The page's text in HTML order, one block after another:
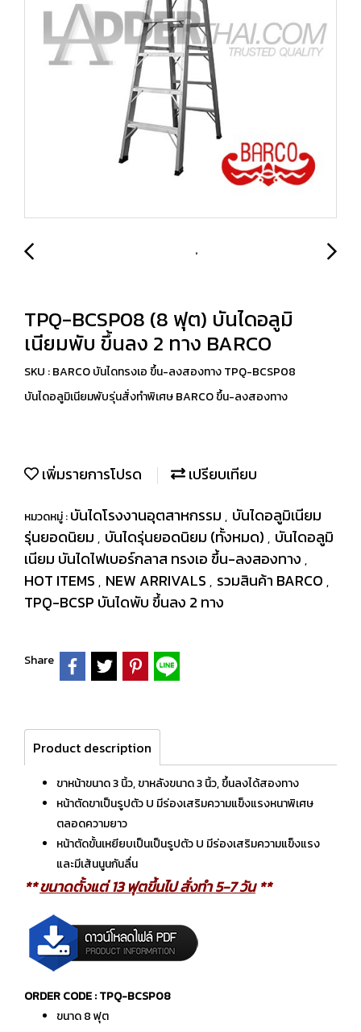
TPQ-BCSP08 (8 ฟุต) บันไดอลูมิ
เนียมพับ ขึ้นลง 2 ทาง BARCO
SKU : BARCO บันไดทรงเอ ขึ้น-ลงสองทาง TPQ-BCSP08
บันไดอลูมิเนียมพับรุ่นสั่งทำพิเศษ BARCO ขึ้น-ลงสองทาง
เพิ่มรายการโปรด เปรียบเทียบ
หมวดหมู่ :บันไดโรงงานอุตสาหกรรม , บันไดอลูมิเนียม
รุ่นยอดนิยม , บันไดรุ่นยอดนิยม (ทั้งหมด) , บันไดอลูมิ
เนียม บันไดไฟเบอร์กลาส ทรงเอ ขึ้น-ลงสองทาง ,
HOT ITEMS , NEW ARRIVALS , รวมสินค้า BARCO ,
TPQ-BCSP บันไดพับ ขึ้นลง 2 ทาง
Share
Product description
ขาหน้าขนาด 3 นิ้ว, ขาหลังขนาด 3 นิ้ว, ขึ้นลงได้สองทาง
หน้าตัดขาเป็นรูปตัว U มีร่องเสริมความแข็งแรงหนาพิเศษ
ตลอดความยาว
หน้าตัดขั้นเหยียบเป็นเป็นรูปตัว U มีร่องเสริมความแข็งแรง
และมีเส้นนูนกันลื่น
**ขนาดตั้งแต่ 13 ฟุตขึ้นไป สั่งทำ 5-7 วัน**
ORDER CODE : TPQ-BCSP08
ขนาด 8 ฟุต